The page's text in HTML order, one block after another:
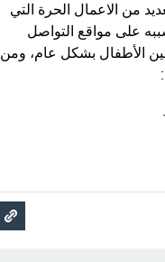
من الاعمال الحرة التي
على مواقع التواصل
بين الأطفال بشكل عام، ومن